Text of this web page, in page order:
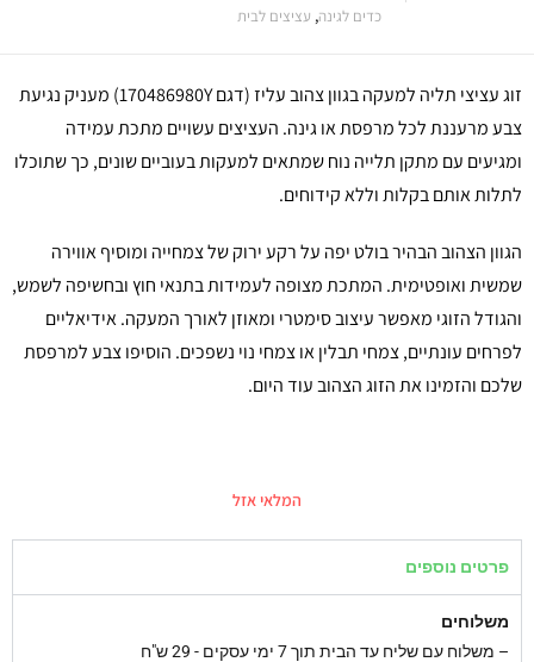
כדים לגינה, עציצים לבית
זוג עציצי תליה למעקה בגוון צהוב עליז (דגם 170486980Y) מעניק נגיעת
צבע מרעננת לכל מרפסת או גינה. העציצים עשויים מתכת עמידה
ומגיעים עם מתקן תלייה נוח שמתאים למעקות בעוביים שונים, כך שתוכלו
לתלות אותם בקלות וללא קידוחים.
הגוון הצהוב הבהיר בולט יפה על רקע ירוק של צמחייה ומוסיף אווירה
שמשית ואופטימית. המתכת מצופה לעמידות בתנאי חוץ ובחשיפה לשמש,
והגודל הזוגי מאפשר עיצוב סימטרי ומאוזן לאורך המעקה. אידיאליים
לפרחים עונתיים, צמחי תבלין או צמחי נוי נשפכים. הוסיפו צבע למרפסת
שלכם והזמינו את הזוג הצהוב עוד היום.
המלאי אזל
פרטים נוספים
משלוחים
– משלוח עם שליח עד הבית תוך 7 ימי עסקים - 29 ש"ח